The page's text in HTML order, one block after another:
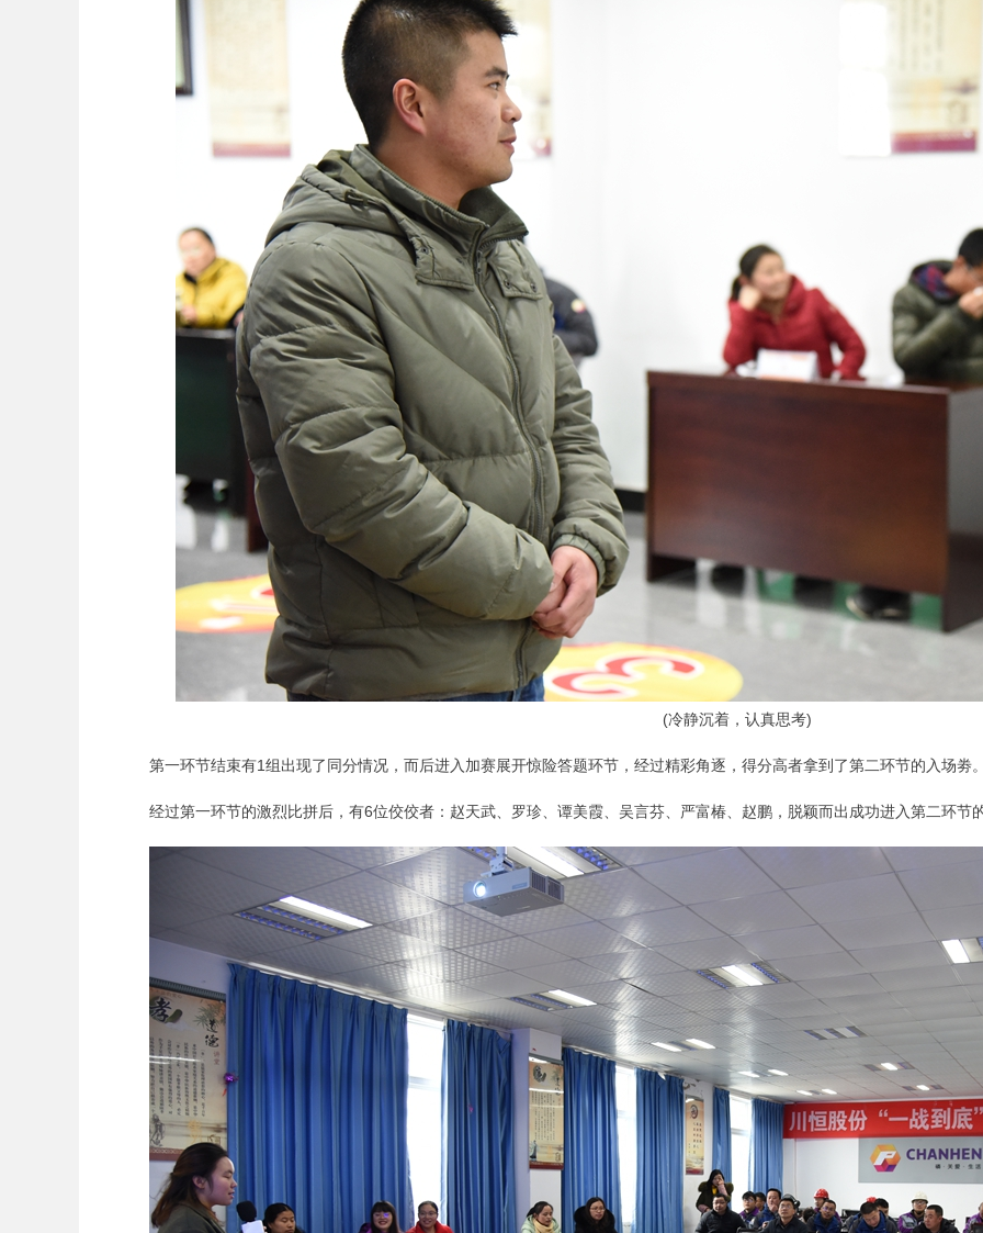
(冷静沉着，认真思考)
第一环节结束有1组出现了同分情况，而后进入加赛展开惊险答题环节，经过精彩角逐，得分高者拿到了第二环节的入场劵
经过第一环节的激烈比拼后，有6位佼佼者：赵天武、罗珍、谭美霞、吴言芬、严富椿、赵鹏，脱颖而出成功进入第二环节